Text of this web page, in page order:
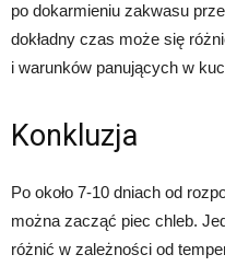
po dokarmieniu zakwasu
dokładny czas może się
i warunków panujących w
Konkluzja
Po około 7-10 dniach od
można zacząć piec chleb.
różnić w zależności od